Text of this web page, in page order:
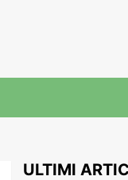
ULTIMI